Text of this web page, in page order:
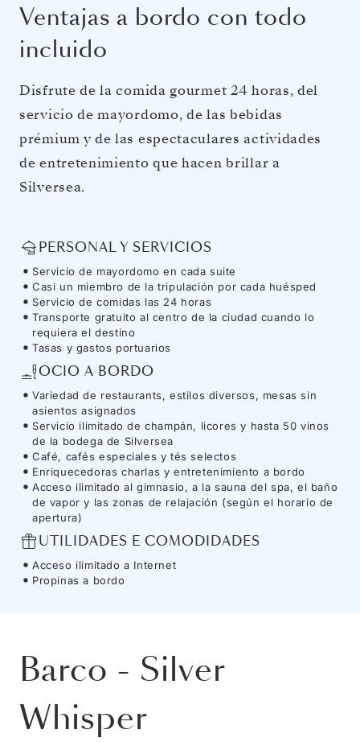
Ventajas a bordo con todo
incluido
Disfrute de la comida gourmet 24 horas, del
servicio de mayordomo, de las bebidas
prémium y de las espectaculares actividades
de entretenimiento que hacen brillar a
Silversea.
PERSONAL Y SERVICIOS
Servicio de mayordomo en cada suite
Casi un miembro de la tripulación por cada huésped
Servicio de comidas las 24 horas
Transporte gratuito al centro de la ciudad cuando lo
requiera el destino
Tasas y gastos portuarios
OCIO A BORDO
Variedad de restaurants, estilos diversos, mesas sin
asientos asignados
Servicio ilimitado de champán, licores y hasta 50 vinos
de la bodega de Silversea
Café, cafés especiales y tés selectos
Enriquecedoras charlas y entretenimiento a bordo
Acceso ilimitado al gimnasio, a la sauna del spa, el baño
de vapor y las zonas de relajación (según el horario de
apertura)
UTILIDADES E COMODIDADES
Acceso ilimitado a Internet
Propinas a bordo
Barco - Silver
Whisper